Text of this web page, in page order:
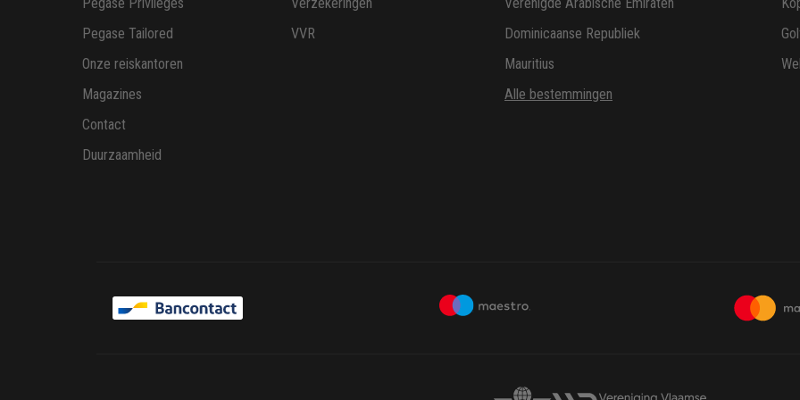
Pegase Tailored
Onze reiskantoren
Magazines
Contact
Duurzaamheid
VVR
Dominicaanse Republiek
Mauritius
Alle bestemmingen